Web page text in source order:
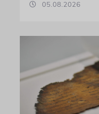
05.08.2026